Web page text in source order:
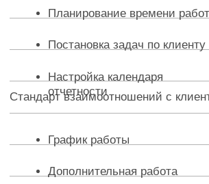
Патентная система налогообложения
Основы применения ОСНО у
предпринимателя
Совмещение режимов УСН и ПСН
личные карты, корпоративные карты, СБП
эквайрингом